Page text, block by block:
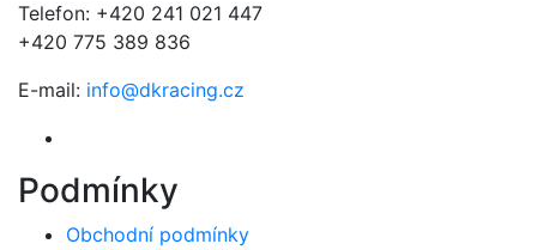
Telefon: +420 241 021 447
+420 775 389 836
E-mail: info@dkracing.cz
Podmínky
Obchodní podmínky